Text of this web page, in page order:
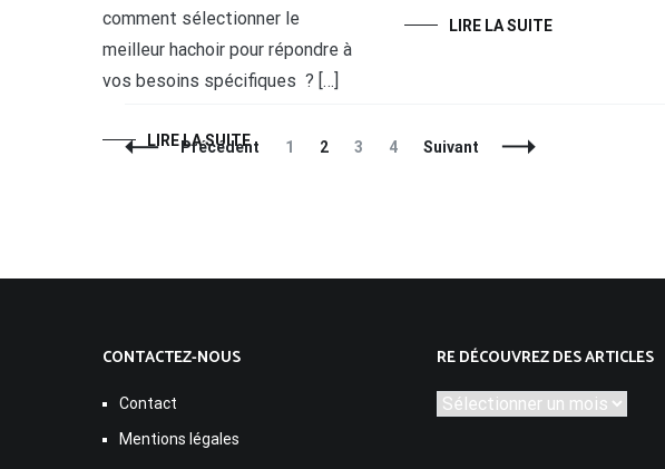
LIRE LA SUITE
comment sélectionner le
meilleur hachoir pour répondre à
vos besoins spécifiques ? […]
LIRE LA SUITE
NavigationPrécédent Page
1 Page
2 Page
3 Page
4 Suivant
CONTACTEZ-NOUS
Contact
Mentions légales
RE DÉCOUVREZ DES ARTICLESRe